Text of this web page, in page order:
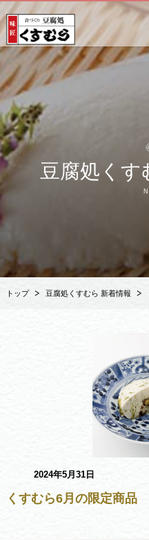
豆腐処くす
トップ 豆腐処くすむら 新着情報
2024年5月31日
くすむら6月の限定商品